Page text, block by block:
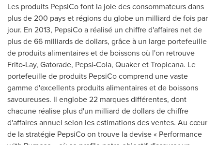
Les produits PepsiCo font la joie des consommateurs dans
plus de 200 pays et régions du globe un milliard de fois par
jour. En 2013, PepsiCo a réalisé un chiffre d'affaires net de
plus de 66 milliards de dollars, grâce à un large portefeuille
de produits alimentaires et de boissons où l'on retrouve
Frito-Lay, Gatorade, Pepsi-Cola, Quaker et Tropicana. Le
portefeuille de produits PepsiCo comprend une vaste
gamme d'excellents produits alimentaires et de boissons
savoureuses. Il englobe 22 marques différentes, dont
chacune réalise plus d'un milliard de dollars de chiffre
d'affaires annuel selon les estimations des ventes. Au cœur
de la stratégie PepsiCo on trouve la devise « Performance